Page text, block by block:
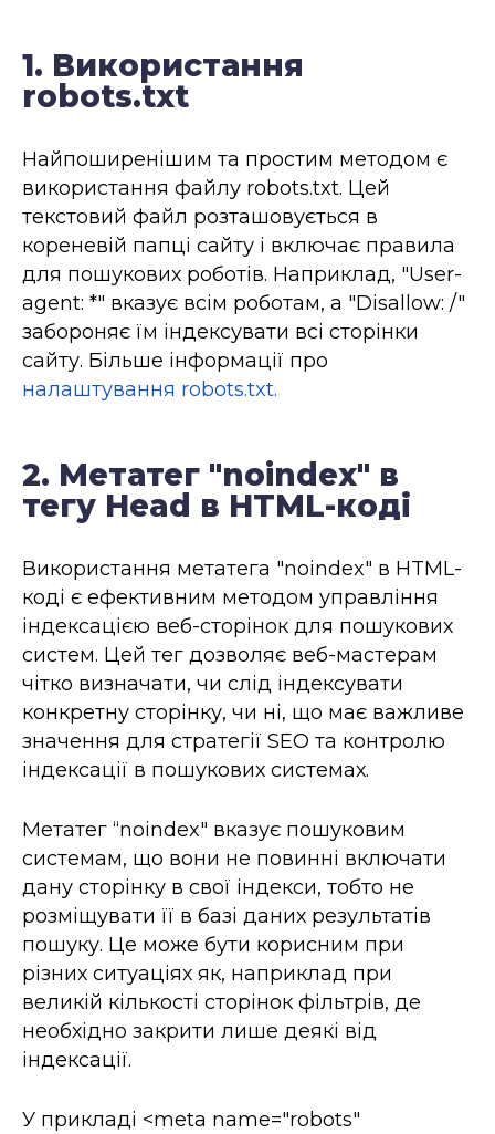
1. Використання
robots.txt
Найпоширенішим та простим методом є
використання файлу robots.txt. Цей
текстовий файл розташовується в
кореневій папці сайту і включає правила
для пошукових роботів. Наприклад, "User-
agent: *" вказує всім роботам, а "Disallow: /"
забороняє їм індексувати всі сторінки
сайту. Більше інформації про
налаштування robots.txt.
2. Метатег "noindex" в
тегу Head в HTML-коді
Використання метатега "noindex" в HTML-
коді є ефективним методом управління
індексацією веб-сторінок для пошукових
систем. Цей тег дозволяє веб-мастерам
чітко визначати, чи слід індексувати
конкретну сторінку, чи ні, що має важливе
значення для стратегії SEO та контролю
індексації в пошукових системах.
Метатег “noindex" вказує пошуковим
системам, що вони не повинні включати
дану сторінку в свої індекси, тобто не
розміщувати її в базі даних результатів
пошуку. Це може бути корисним при
різних ситуаціях як, наприклад при
великій кількості сторінок фільтрів, де
необхідно закрити лише деякі від
індексації.
У прикладі <meta name="robots"